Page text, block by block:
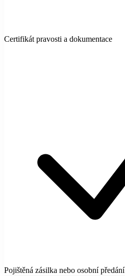
Certifikát pravosti a dokumentace
Pojištěná zásilka nebo osobní předání